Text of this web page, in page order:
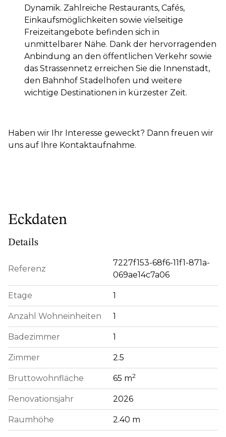
Dynamik. Zahlreiche Restaurants, Cafés,
Einkaufsmöglichkeiten sowie vielseitige
Freizeitangebote befinden sich in
unmittelbarer Nähe. Dank der hervorragenden
Anbindung an den öffentlichen Verkehr sowie
das Strassennetz erreichen Sie die Innenstadt,
den Bahnhof Stadelhofen und weitere
wichtige Destinationen in kürzester Zeit.
Haben wir Ihr Interesse geweckt? Dann freuen wir
uns auf Ihre Kontaktaufnahme.
Eckdaten
Details
Referenz
7227f153-68f6-11f1-871a-
069ae14c7a06
Etage 1
Anzahl Wohneinheiten 1
Badezimmer 1
Zimmer 2.5
Bruttowohnfläche 65 m2
Renovationsjahr 2026
Raumhöhe 2.40 m